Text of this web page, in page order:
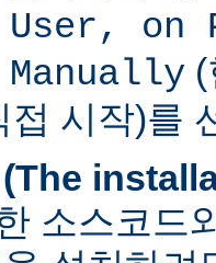
on
접 시작)를
(The
소스코드